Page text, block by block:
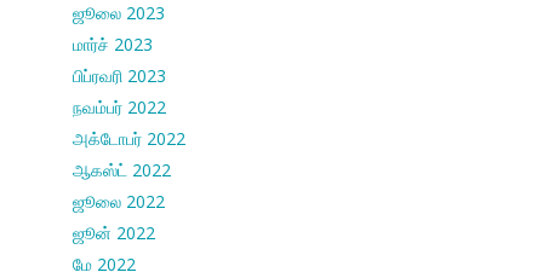
ஜூலை 2023
மார்ச் 2023
பிப்ரவரி 2023
நவம்பர் 2022
அக்டோபர் 2022
ஆகஸ்ட் 2022
ஜூலை 2022
ஜூன் 2022
மே 2022